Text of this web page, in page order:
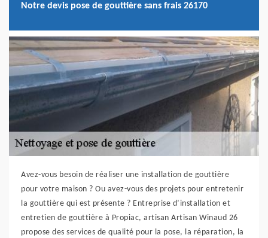
Notre devis pose de gouttière sans frais 26170
Avez-vous besoin de réaliser une installation de gouttière
pour votre maison ? Ou avez-vous des projets pour entretenir
la gouttière qui est présente ? Entreprise d’installation et
entretien de gouttière à Propiac, artisan Artisan Winaud 26
propose des services de qualité pour la pose, la réparation, la